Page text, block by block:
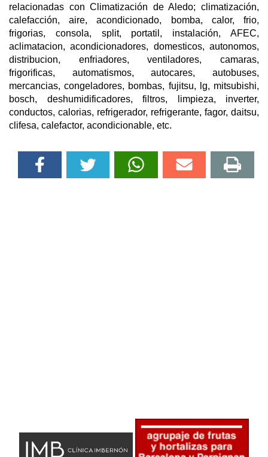
relacionadas con Climatización de Aledo; climatización,
calefacción, aire, acondicionado, bomba, calor, frio,
frigorias, consola, split, portatil, instalación, AFEC,
aclimatacion, acondicionadores, domesticos, autonomos,
distribucion, enfriadores, ventiladores, camaras,
frigorificas, automatismos, autocares, autobuses,
mercancias, congeladores, bombas, fujitsu, lg, mitsubishi,
bosch, deshumidificadores, filtros, limpieza, inverter,
conductos, calorias, refrigerador, refrigerante, fagor, daitsu,
clifesa, calefactor, acondicionable, etc.